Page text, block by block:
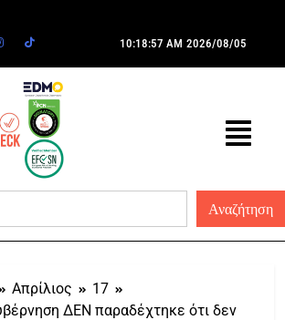
10:18:57 AM 2026/08/05
Απρίλιος
17
ΔΕΝ παραδέχτηκε ότι δεν